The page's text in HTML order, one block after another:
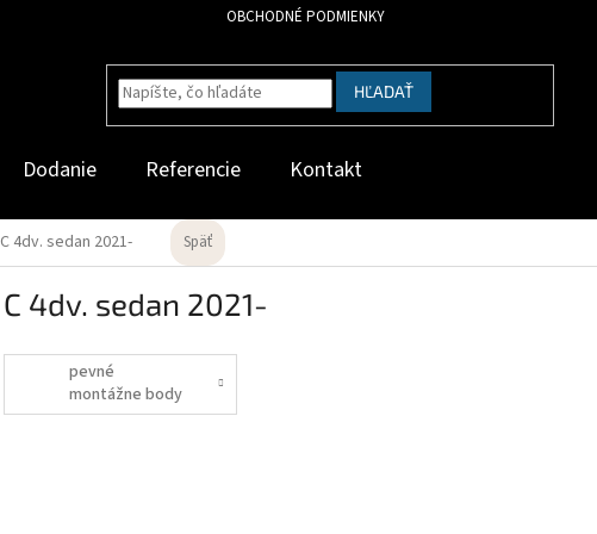
OBCHODNÉ PODMIENKY
HĽADAŤ
Dodanie Referencie Kontakt
C 4dv. sedan 2021- Späť
C 4dv. sedan 2021-
pevné
montážne body